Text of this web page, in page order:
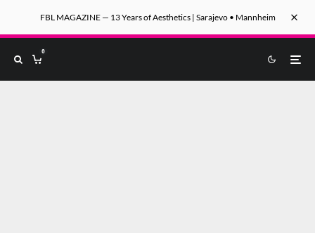
FBL MAGAZINE — 13 Years of Aesthetics | Sarajevo • Mannheim
0